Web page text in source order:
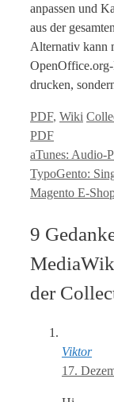
anpassen und
aus der
Alternativ kann
drucken,
Kategorien
PDF, Wiki Tags
PDF
aTunes: Audio-
TypoGento:
Magento E-
9
der
Viktor
17.